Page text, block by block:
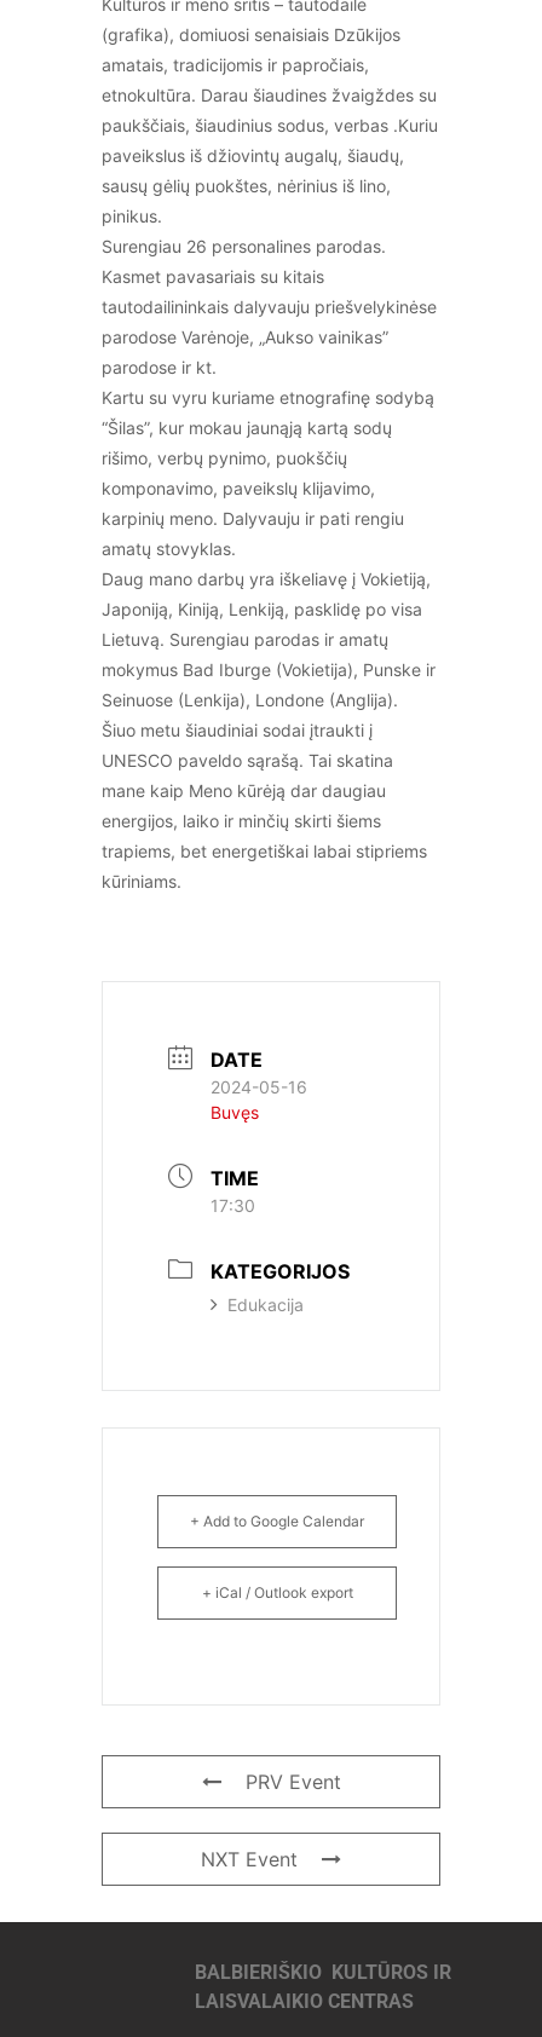
(grafika), domiuosi senaisiais Dzūkijos
amatais, tradicijomis ir papročiais,
etnokultūra. Darau šiaudines žvaigždes su
paukščiais, šiaudinius sodus, verbas .Kuriu
paveikslus iš džiovintų augalų, šiaudų,
sausų gėlių puokštes, nėrinius iš lino,
pinikus.
Surengiau 26 personalines parodas.
Kasmet pavasariais su kitais
tautodailininkais dalyvauju priešvelykinėse
parodose Varėnoje, „Aukso vainikas”
parodose ir kt.
Kartu su vyru kuriame etnografinę sodybą
“Šilas”, kur mokau jaunąją kartą sodų
rišimo, verbų pynimo, puokščių
komponavimo, paveikslų klijavimo,
karpinių meno. Dalyvauju ir pati rengiu
amatų stovyklas.
Daug mano darbų yra iškeliavę į Vokietiją,
Japoniją, Kiniją, Lenkiją, pasklidę po visa
Lietuvą. Surengiau parodas ir amatų
mokymus Bad Iburge (Vokietija), Punske ir
Seinuose (Lenkija), Londone (Anglija).
Šiuo metu šiaudiniai sodai įtraukti į
UNESCO paveldo sąrašą. Tai skatina
mane kaip Meno kūrėją dar daugiau
energijos, laiko ir minčių skirti šiems
trapiems, bet energetiškai labai stipriems
kūriniams.
DATE
2024-05-16
Buvęs
TIME
17:30
KATEGORIJOS
Edukacija
+ Add to Google Calendar
+ iCal / Outlook export
PRV Event
NXT Event
BALBIERIŠKIO KULTŪROS IR
LAISVALAIKIO CENTRAS